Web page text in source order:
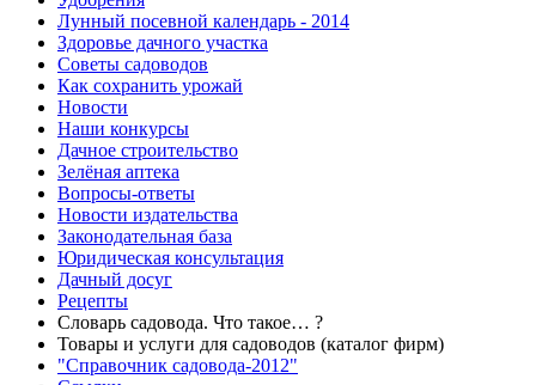
Лунный посевной календарь - 2014
Здоровье дачного участка
Советы садоводов
Как сохранить урожай
Новости
Наши конкурсы
Дачное строительство
Зелёная аптека
Вопросы-ответы
Новости издательства
Законодательная база
Юридическая консультация
Дачный досуг
Рецепты
Словарь садовода. Что такое… ?
Товары и услуги для садоводов (каталог фирм)
"Справочник садовода-2012"